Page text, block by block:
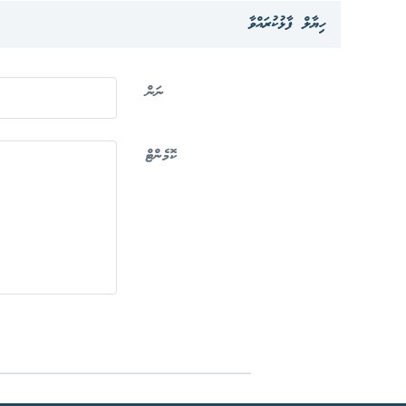
ހިޔާލް ފާޅުކުރައްވާ
ނަން
ކޮމެންޓް